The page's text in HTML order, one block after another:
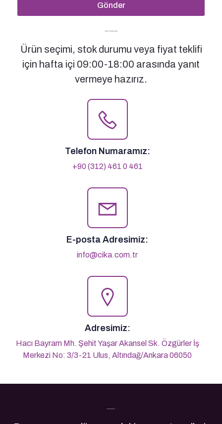
Gönder
Bizimle İletişime Geçin
Ürün seçimi, stok durumu veya fiyat teklifi
için hafta içi 09:00-18:00 arasında yanıt
vermeye hazırız.
Telefon Numaramız:
+90 (312) 461 0 461
E-posta Adresimiz:
info@cika.com.tr
Adresimiz:
Hacı Bayram Mh. Şehit Yaşar Akansel Sk. Özgürler İş
Merkezi No: 3/3-21 Ulus, Altındağ/Ankara 06050
Son Yazılarımız